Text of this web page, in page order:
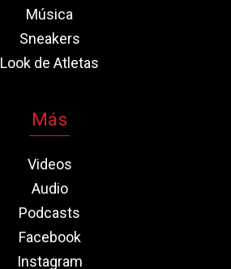
Música
Sneakers
Look de Atletas
Más
Videos
Audio
Podcasts
Facebook
Instagram